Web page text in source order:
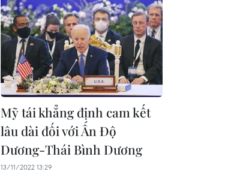
Mỹ tái khẳng định cam kết
lâu dài đối với Ấn Độ
Dương-Thái Bình Dương
13/11/2022 13:29